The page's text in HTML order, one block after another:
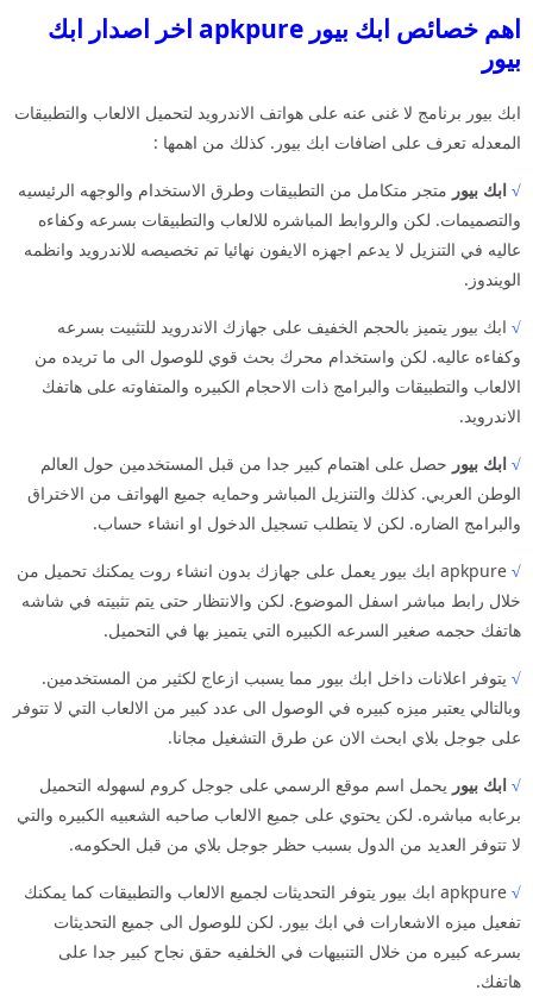
اهم خصائص ابك بيور apkpure اخر اصدار ابك
بيور
ابك بيور برنامج لا غنى عنه على هواتف الاندرويد لتحميل الالعاب والتطبيقات
المعدله تعرف على اضافات ابك بيور. كذلك من اهمها :
√ ابك بيور متجر متكامل من التطبيقات وطرق الاستخدام والوجهه الرئيسيه
والتصميمات. لكن والروابط المباشره للالعاب والتطبيقات بسرعه وكفاءه
عاليه في التنزيل لا يدعم اجهزه الايفون نهائيا تم تخصيصه للاندرويد وانظمه
الويندوز.
√ ابك بيور يتميز بالحجم الخفيف على جهازك الاندرويد للتثبيت بسرعه
وكفاءه عاليه. لكن واستخدام محرك بحث قوي للوصول الى ما تريده من
الالعاب والتطبيقات والبرامج ذات الاحجام الكبيره والمتفاوته على هاتفك
الاندرويد.
√ ابك بيور حصل على اهتمام كبير جدا من قبل المستخدمين حول العالم
الوطن العربي. كذلك والتنزيل المباشر وحمايه جميع الهواتف من الاختراق
والبرامج الضاره. لكن لا يتطلب تسجيل الدخول او انشاء حساب.
√
apkpure ابك بيور يعمل على جهازك بدون انشاء روت يمكنك تحميل من
خلال رابط مباشر اسفل الموضوع. لكن والانتظار حتى يتم تثبيته في شاشه
هاتفك حجمه صغير السرعه الكبيره التي يتميز بها في التحميل.
√ يتوفر اعلانات داخل ابك بيور مما يسبب ازعاج لكثير من المستخدمين.
وبالتالي يعتبر ميزه كبيره في الوصول الى عدد كبير من الالعاب التي لا تتوفر
على جوجل بلاي ابحث الان عن طرق التشغيل مجانا.
√ ابك بيور يحمل اسم موقع الرسمي على جوجل كروم لسهوله التحميل
برعابه مباشره. لكن يحتوي على جميع الالعاب صاحبه الشعبيه الكبيره والتي
لا تتوفر العديد من الدول بسبب حظر جوجل بلاي من قبل الحكومه.
√
apkpure ابك بيور يتوفر التحديثات لجميع الالعاب والتطبيقات كما يمكنك
تفعيل ميزه الاشعارات في ابك بيور. لكن للوصول الى جميع التحديثات
بسرعه كبيره من خلال التنبيهات في الخلفيه حقق نجاح كبير جدا على
هاتفك.